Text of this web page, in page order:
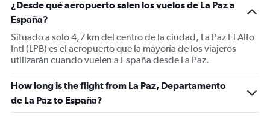
¿Desde qué aeropuerto salen los vuelos de La Paz a
España?
Situado a solo 4,7 km del centro de la ciudad, La Paz El Alto
Intl (LPB) es el aeropuerto que la mayoría de los viajeros
utilizarán cuando vuelen a España desde La Paz.
How long is the flight from La Paz, Departamento
de La Paz to España?